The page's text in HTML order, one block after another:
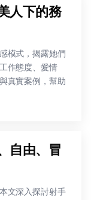
人下的務
模式，揭露她們
作態度、愛情
真實案例，幫助
自由、冒
文深入探討射手